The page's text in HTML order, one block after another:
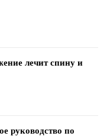
лечит спину и
руководство по